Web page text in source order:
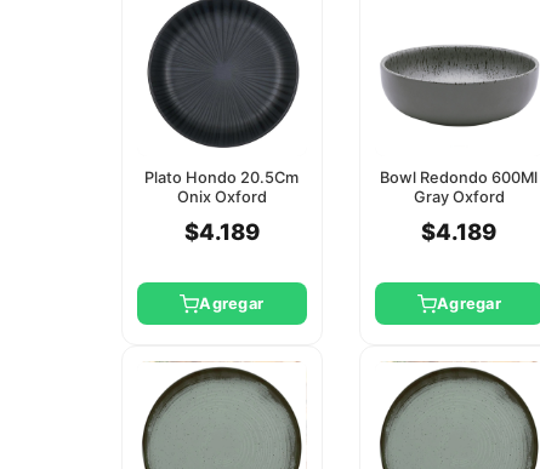
Plato Hondo 20.5Cm
Onix Oxford
$4.189
Agregar
Bowl Redondo 600Ml
Gray Oxford
$4.189
Agregar